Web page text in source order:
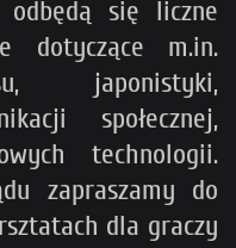
się liczne
dotyczące m.in.
japonistyki,
społecznej,
technologii.
zapraszamy do
dla graczy